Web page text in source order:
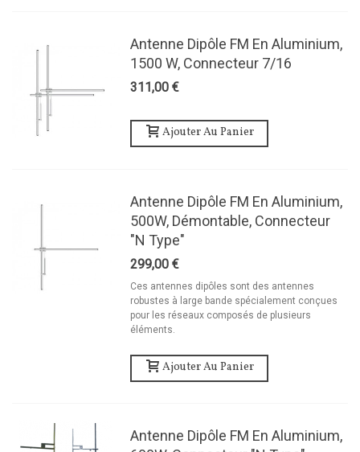
Antenne Dipôle FM En Aluminium,
1500 W, Connecteur 7/16
311,00 €
Ajouter Au Panier
Antenne Dipôle FM En Aluminium,
500W, Démontable, Connecteur
"N Type"
299,00 €
Ces antennes dipôles sont des antennes
robustes à large bande spécialement conçues
pour les réseaux composés de plusieurs
éléments.
Ajouter Au Panier
Antenne Dipôle FM En Aluminium,